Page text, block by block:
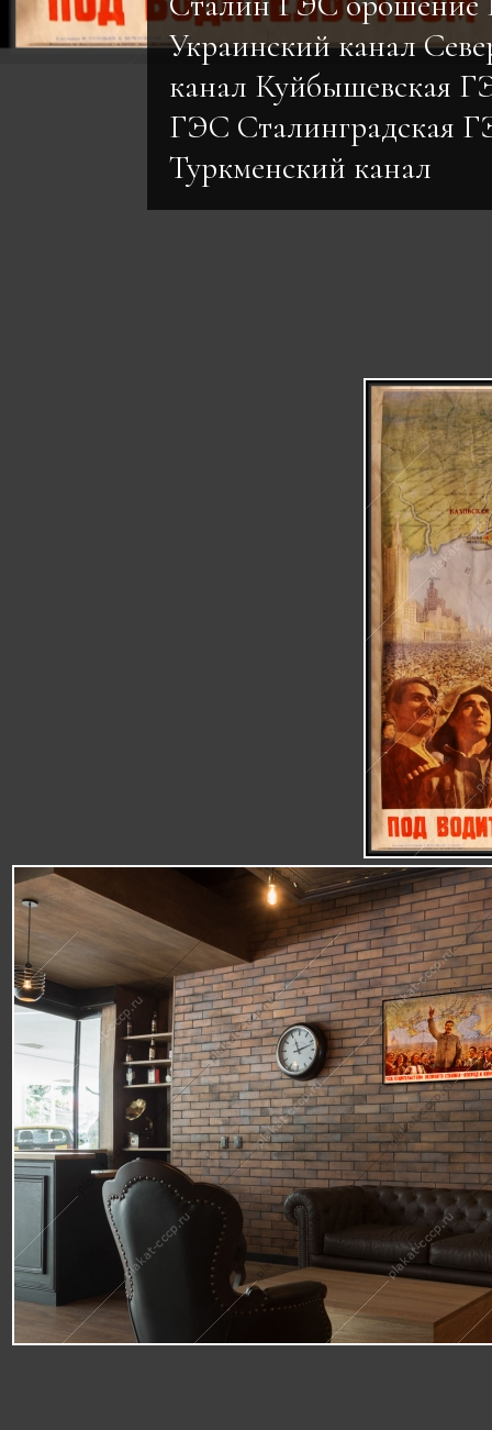
Украинский канал
канал Куйбышевская
ГЭС Сталинградская
Туркменский канал